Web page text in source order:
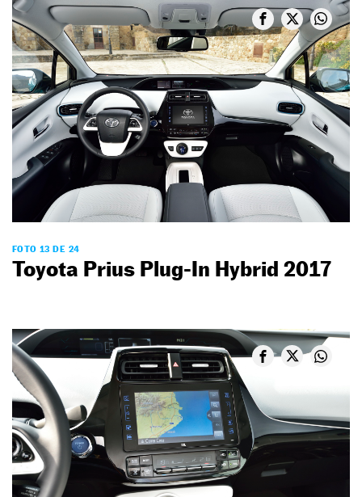
FOTO 13 DE 24
Toyota Prius Plug-In Hybrid 2017